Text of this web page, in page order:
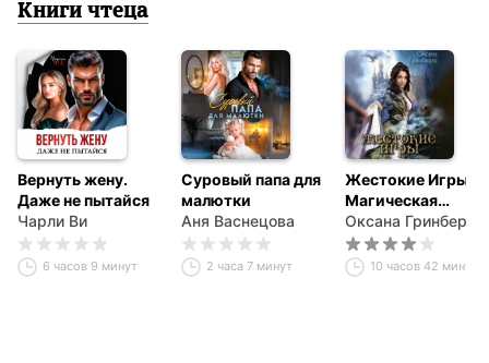
Книги чтеца
Вернуть жену.
Даже не пытайся
Чарли Ви
6 часов 9 минут
Суровый папа для
малютки
Аня Васнецова
2 часа 7 минут
Жестокие Игры.
Магическая
Академия
Оксана Гринберга
10 часов 42 минуты